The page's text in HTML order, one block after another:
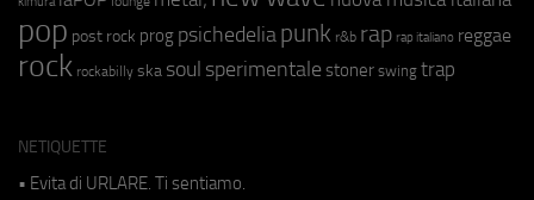
pop post rock prog psichedeliapunk r&b rap rap italiano reggae
rock rockabilly ska soul sperimentale stoner swing trap
NETIQUETTE
• Evita di URLARE. Ti sentiamo.